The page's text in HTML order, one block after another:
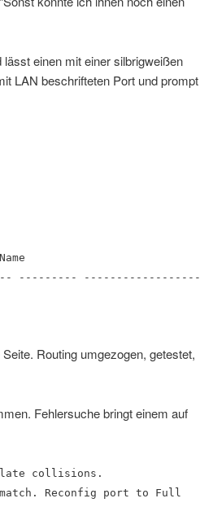
einen mit einer silbrigweißen
LAN beschrifteten Port und prompt
--------- ------------------
Routing umgezogen, getestet,
Fehlersuche bringt einem auf
late collisions.
Reconfig port to Full